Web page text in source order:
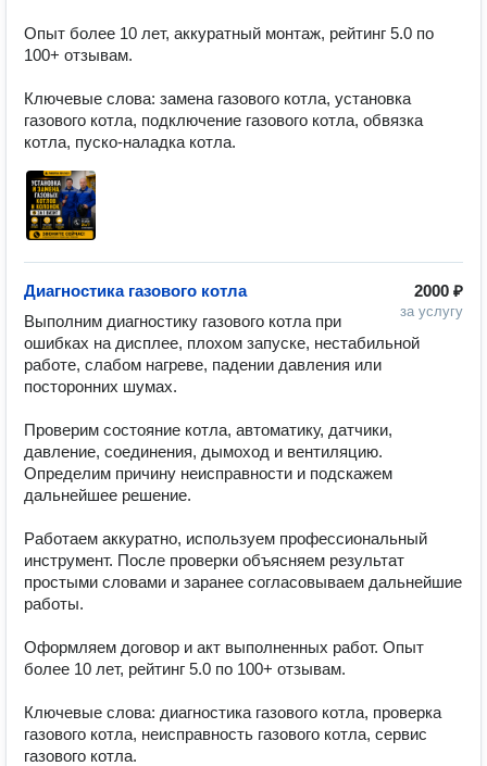
Опыт более 10 лет, аккуратный монтаж, рейтинг 5.0 по
100+ отзывам.
Ключевые слова: замена газового котла, установка
газового котла, подключение газового котла, обвязка
котла, пуско-наладка котла.
2000 ₽
за услугу
Диагностика газового котла
Выполним диагностику газового котла при
ошибках на дисплее, плохом запуске, нестабильной
работе, слабом нагреве, падении давления или
посторонних шумах.
Проверим состояние котла, автоматику, датчики,
давление, соединения, дымоход и вентиляцию.
Определим причину неисправности и подскажем
дальнейшее решение.
Работаем аккуратно, используем профессиональный
инструмент. После проверки объясняем результат
простыми словами и заранее согласовываем дальнейшие
работы.
Оформляем договор и акт выполненных работ. Опыт
более 10 лет, рейтинг 5.0 по 100+ отзывам.
Ключевые слова: диагностика газового котла, проверка
газового котла, неисправность газового котла, сервис
газового котла.